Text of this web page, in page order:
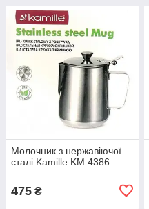
Молочник з нержавіючої
сталі Kamille KM 4386
475 ₴